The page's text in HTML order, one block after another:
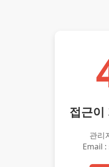
접근이
관리
Email